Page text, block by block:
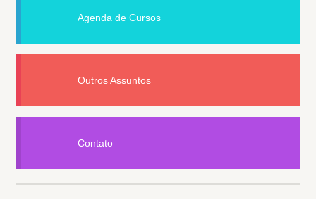
Agenda de Cursos
Outros Assuntos
Contato